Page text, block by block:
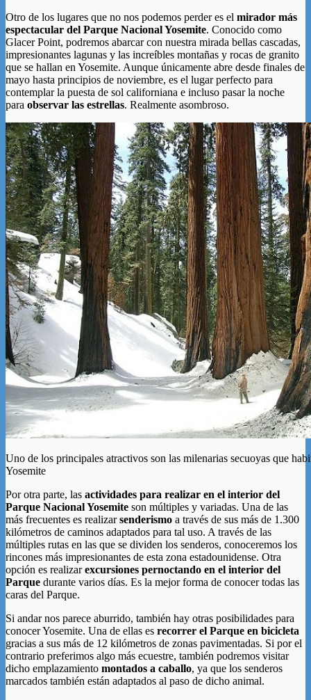
Otro de los lugares que no nos podemos perder es el mirador más
espectacular del Parque Nacional Yosemite. Conocido como
Glacer Point, podremos abarcar con nuestra mirada bellas cascadas,
impresionantes lagunas y las increíbles montañas y rocas de granito
que se hallan en Yosemite. Aunque únicamente abre desde finales de
mayo hasta principios de noviembre, es el lugar perfecto para
contemplar la puesta de sol californiana e incluso pasar la noche
para observar las estrellas. Realmente asombroso.
Uno de los principales atractivos son las milenarias secuoyas que
Yosemite
Por otra parte, las actividades para realizar en el interior del
Parque Nacional Yosemite son múltiples y variadas. Una de las
más frecuentes es realizarsenderismo a través de sus más de 1.300
kilómetros de caminos adaptados para tal uso. A través de las
múltiples rutas en las que se dividen los senderos, conoceremos los
rincones más impresionantes de esta zona estadounidense. Otra
opción es realizarexcursiones pernoctando en el interior del
Parque durante varios días. Es la mejor forma de conocer todas las
caras del Parque.
Si andar nos parece aburrido, también hay otras posibilidades para
conocer Yosemite. Una de ellas es recorrer el Parque en bicicleta
gracias a sus más de 12 kilómetros de zonas pavimentadas. Si por el
contrario preferimos algo más ecuestre, también podremos visitar
dicho emplazamiento montados a caballo, ya que los senderos
marcados también están adaptados al paso de dicho animal.